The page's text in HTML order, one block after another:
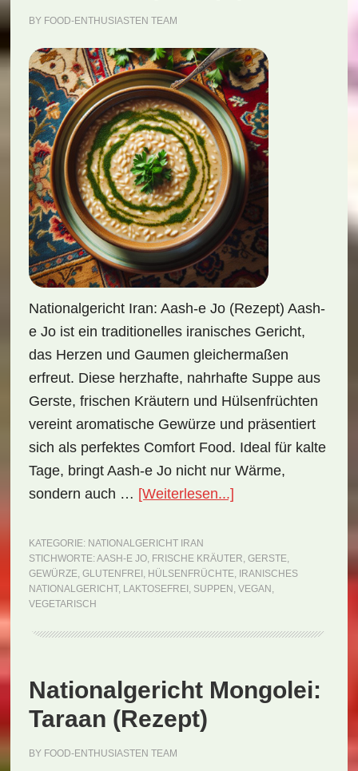
BY FOOD-ENTHUSIASTEN TEAM
Nationalgericht Iran: Aash-e Jo (Rezept) Aash-
e Jo ist ein traditionelles iranisches Gericht,
das Herzen und Gaumen gleichermaßen
erfreut. Diese herzhafte, nahrhafte Suppe aus
Gerste, frischen Kräutern und Hülsenfrüchten
vereint aromatische Gewürze und präsentiert
sich als perfektes Comfort Food. Ideal für kalte
Tage, bringt Aash-e Jo nicht nur Wärme,
sondern auch … [Weiterlesen...]
e
Jo
KATEGORIE: NATIONALGERICHT IRAN
STICHWORTE: AASH-E JO, FRISCHE KRÄUTER, GERSTE,
GEWÜRZE, GLUTENFREI , HÜLSENFRÜCHTE, IRANISCHES
NATIONALGERICHT, LAKTOSEFREI , SUPPEN , VEGAN ,
VEGETARISCH
Nationalgericht Mongolei:
Taraan (Rezept)
BY FOOD-ENTHUSIASTEN TEAM